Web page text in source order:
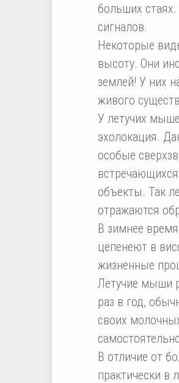
больших
сигналов.
Некоторые
высоту. Они
землей! У них
живого
У летучих
эхолокация.
особые
объекты. Так
отражаются
В зимнее
цепенеют в
жизненные
Летучие мыши
раз в год,
своих
В отличие от
практически в